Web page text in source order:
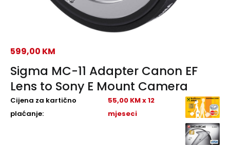
Sigma MC-11 Adapter Canon EF
Lens to Sony E Mount Camera
599,00 KM
Cijena za kartično
plaćanje:
55,00 KM x 12
mjeseci